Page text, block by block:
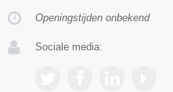
Openingstijden onbekend
Sociale media: